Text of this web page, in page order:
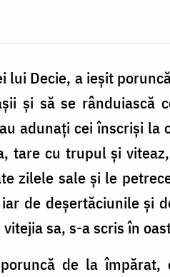
Decie, a ieșit
și să se rânduiască
adunați cei înscriși la
tare cu trupul și
zilele sale și le
de deșertăciunile și
sa, s-a scris în
de la